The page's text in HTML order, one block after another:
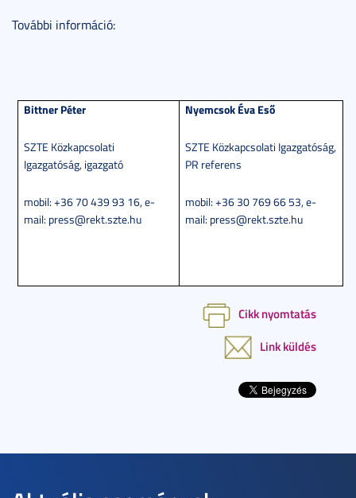
További információ:
Bittner Péter
SZTE Közkapcsolati
Igazgatóság, igazgató
mobil: +36 70 439 93 16, e-
mail: press@rekt.szte.hu
Nyemcsok Éva Eső
SZTE Közkapcsolati Igazgatóság,
PR referens
mobil: +36 30 769 66 53, e-
mail: press@rekt.szte.hu
Cikk nyomtatás
Link küldés